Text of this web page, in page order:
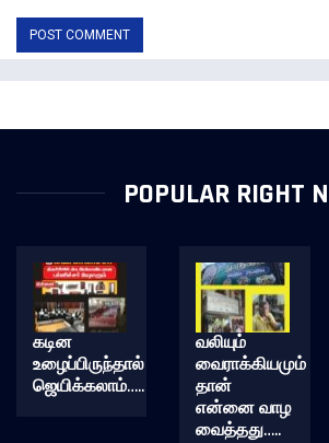
POPULAR RIGHT
கடின
உழைப்பிருந்தால்
ஜெயிக்கலாம்…..
வலியும்
வைராக்கியமும்
தான்
என்னை வாழ
வைத்தது…..